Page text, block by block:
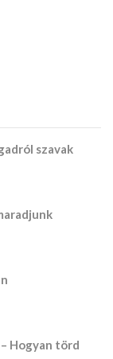
szavak
Hogyan törd